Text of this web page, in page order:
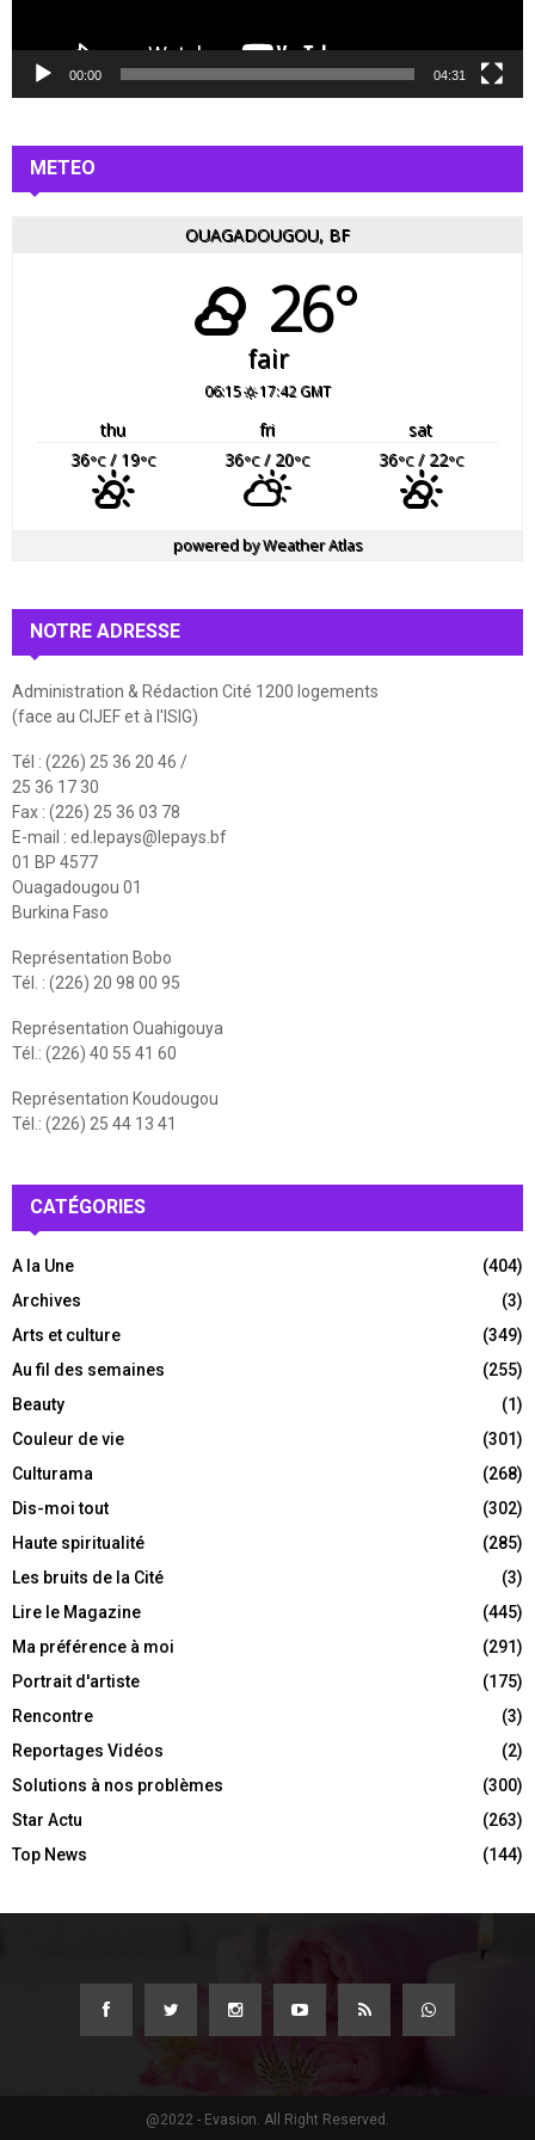
d
o
00:00 04:31
METEO
OUAGADOUGOU, BF
26°
fair
06:15 17:42 GMT
thu fri
sat
36°C/ 19°C 36°C/ 20°C 36°C/ 22°C
powered byWeather Atlas
NOTRE ADRESSE
Administration & Rédaction Cité 1200 logements
(face au CIJEF et à l'ISIG)
Tél : (226) 25 36 20 46 /
25 36 17 30
Fax : (226) 25 36 03 78
E-mail : ed.lepays@lepays.bf
01 BP 4577
Ouagadougou 01
Burkina Faso
Représentation Bobo
Tél. : (226) 20 98 00 95
Représentation Ouahigouya
Tél.: (226) 40 55 41 60
Représentation Koudougou
Tél.: (226) 25 44 13 41
CATÉGORIES
A la Une
(404)
Archives
(3)
Arts et culture
(349)
Au fil des semaines
(255)
Beauty
(1)
Couleur de vie
(301)
Culturama
(268)
Dis-moi tout
(302)
Haute spiritualité
(285)
Les bruits de la Cité
(3)
Lire le Magazine
(445)
Ma préférence à moi
(291)
Portrait d'artiste
(175)
Rencontre
(3)
Reportages Vidéos
(2)
Solutions à nos problèmes
(300)
Star Actu
(263)
Top News
(144)
@2022 - Evasion. All Right Reserved.